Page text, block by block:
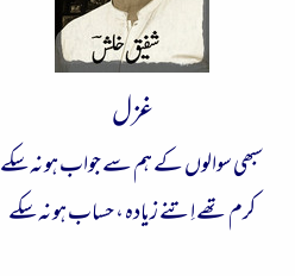
غزل
سبھی سوالوں کے ہم سے جواب ہو نہ سکے
کرم تھے اِتنے زیادہ ، حساب ہو نہ سکے